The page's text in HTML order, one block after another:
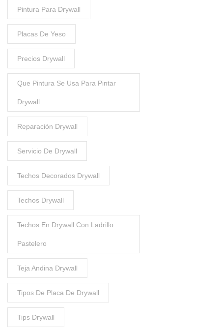
Pintura Para Drywall
Placas De Yeso
Precios Drywall
Que Pintura Se Usa Para Pintar
Drywall
Reparación Drywall
Servicio De Drywall
Techos Decorados Drywall
Techos Drywall
Techos En Drywall Con Ladrillo
Pastelero
Teja Andina Drywall
Tipos De Placa De Drywall
Tips Drywall